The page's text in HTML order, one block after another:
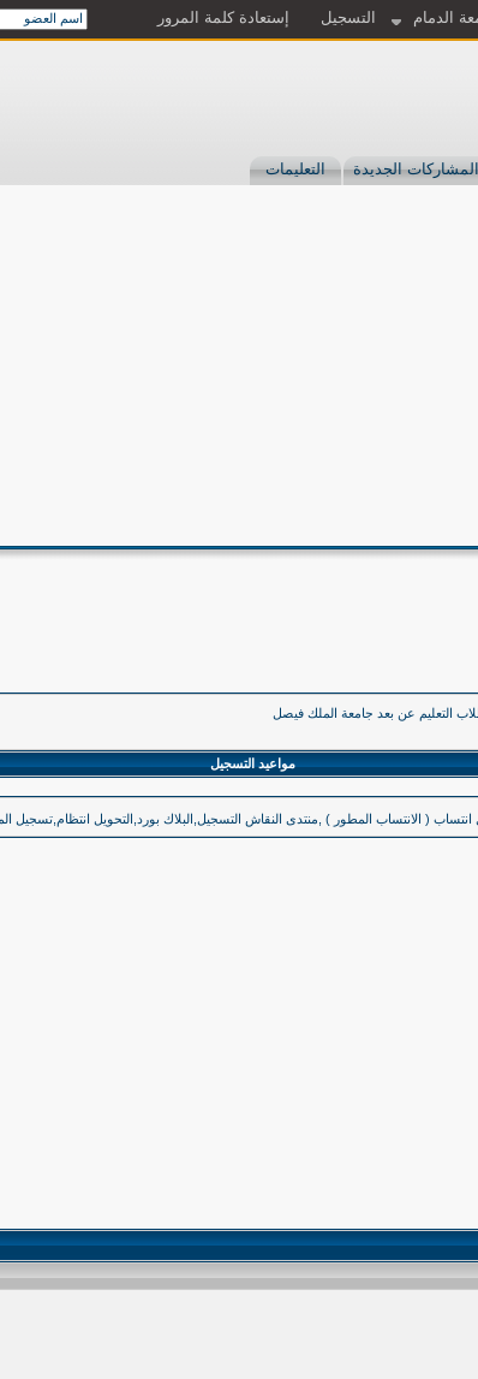
الدمام التسجيل إستعادة كلمة المرور
المشاركات الجديدة التعليمات
التعليم عن بعد جامعة الملك فيصل
مواعيد التسجيل
( الانتساب المطور ) ,منتدى النقاش التسجيل,البلاك بورد,التحويل انتظام,تسجيل